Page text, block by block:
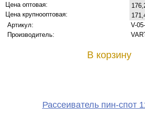
Цена оптовая:
Цена крупнооптовая:
Артикул:
V-
Производитель:
В корзину
Рассеиватель пин-спот